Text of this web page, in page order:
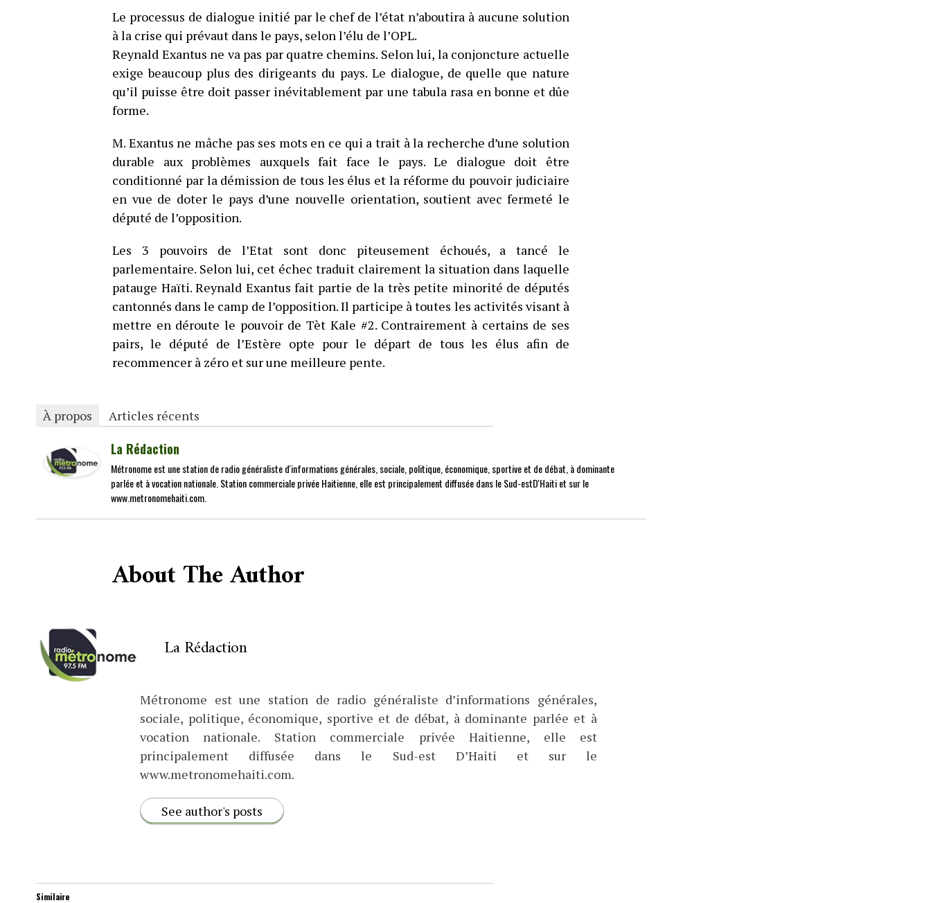
Le processus de dialogue initié par le chef de l’état n’aboutira à aucune solution
à la crise qui prévaut dans le pays, selon l’élu de l’OPL.
Reynald Exantus ne va pas par quatre chemins. Selon lui, la conjoncture actuelle
exige beaucoup plus des dirigeants du pays. Le dialogue, de quelle que nature
qu’il puisse être doit passer inévitablement par une tabula rasa en bonne et dûe
forme.
M. Exantus ne mâche pas ses mots en ce qui a trait à la recherche d’une solution
durable aux problèmes auxquels fait face le pays. Le dialogue doit être
conditionné par la démission de tous les élus et la réforme du pouvoir judiciaire
en vue de doter le pays d’une nouvelle orientation, soutient avec fermeté le
député de l’opposition.
Les 3 pouvoirs de l’Etat sont donc piteusement échoués, a tancé le
parlementaire. Selon lui, cet échec traduit clairement la situation dans laquelle
patauge Haïti. Reynald Exantus fait partie de la très petite minorité de députés
cantonnés dans le camp de l’opposition. Il participe à toutes les activités visant à
mettre en déroute le pouvoir de Tèt Kale #2. Contrairement à certains de ses
pairs, le député de l’Estère opte pour le départ de tous les élus afin de
recommencer à zéro et sur une meilleure pente.
À propos Articles récents
La Rédaction
Métronome est une station de radio généraliste d'informations générales, sociale, politique, économique, sportive et de débat, à dominante
parlée et à vocation nationale. Station commerciale privée Haitienne, elle est principalement diffusée dans le Sud-estD'Haiti et sur le
www.metronomehaiti.com.
About The Author
La Rédaction
Métronome est une station de radio généraliste d’informations générales,
sociale, politique, économique, sportive et de débat, à dominante parlée et à
vocation nationale. Station commerciale privée Haitienne, elle est
principalement diffusée dans le Sud-est D’Haiti et sur le
www.metronomehaiti.com.
See author's posts
Similaire